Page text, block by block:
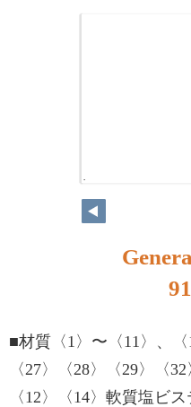
74
■材質〈1〉〜〈11〉、〈
〈27〉〈28〉〈29〉〈
〈12〉〈14〉軟質塩ビ